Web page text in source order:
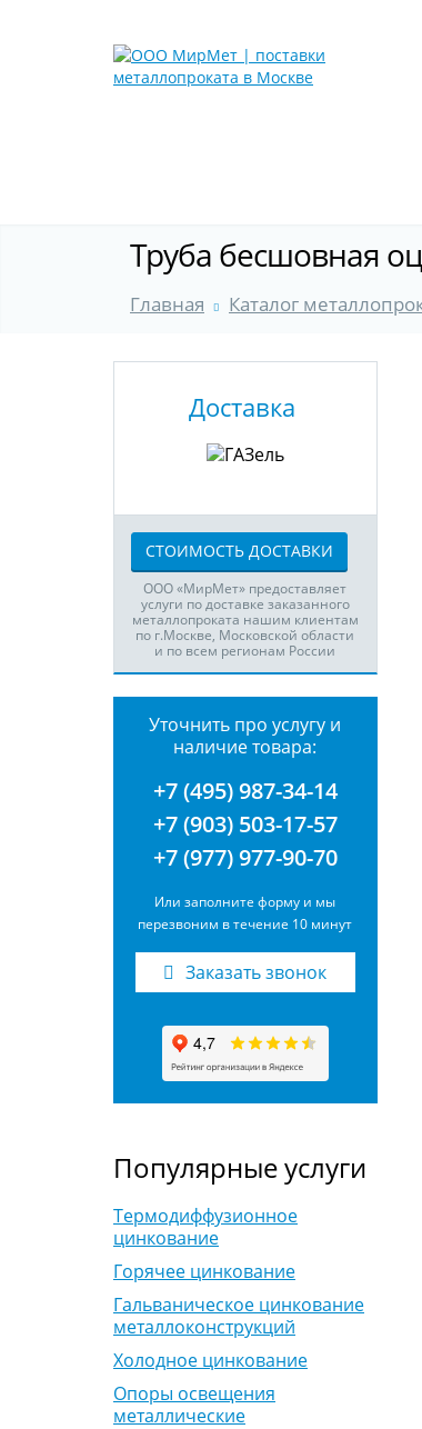
Труба бесшовная
Главная Каталог
Доставка
СТОИМОСТЬ ДОСТАВКИ
ООО «МирМет» предоставляет
услуги по доставке заказанного
металлопроката нашим клиентам
по г.Москве, Московской области
и по всем регионам России
Уточнить про услугу и
наличие товара:
+7 (495) 987-34-14
+7 (903) 503-17-57
+7 (977) 977-90-70
Или заполните форму и мы
перезвоним в течение 10 минут
Заказать звонок
Популярные услуги
Термодиффузионное
цинкование
Горячее цинкование
Гальваническое цинкование
металлоконструкций
Холодное цинкование
Опоры освещения
металлические